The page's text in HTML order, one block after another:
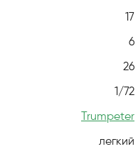
17
6
26
1/72
Trumpeter
легкий